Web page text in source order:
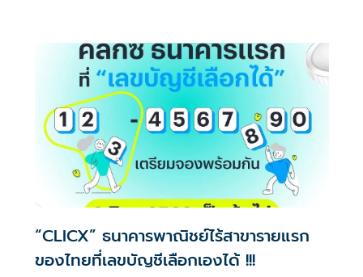
“CLICX” ธนาคารพาณิชย์ไร้สาขารายแรก
ของไทยที่เลขบัญชีเลือกเองได้ !!!